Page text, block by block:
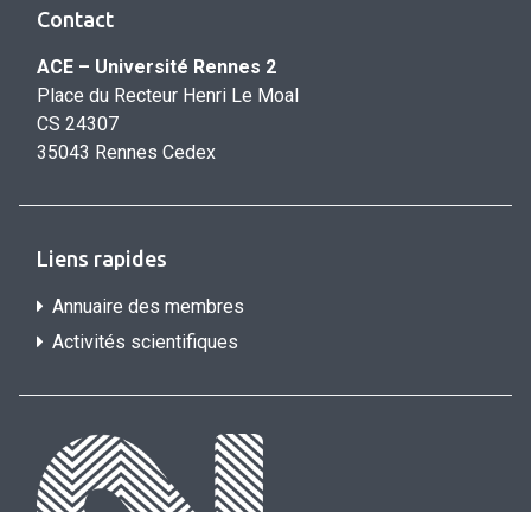
Contact
ACE – Université Rennes 2
Place du Recteur Henri Le Moal
CS 24307
35043 Rennes Cedex
Liens rapides
Annuaire des membres
Activités scientifiques